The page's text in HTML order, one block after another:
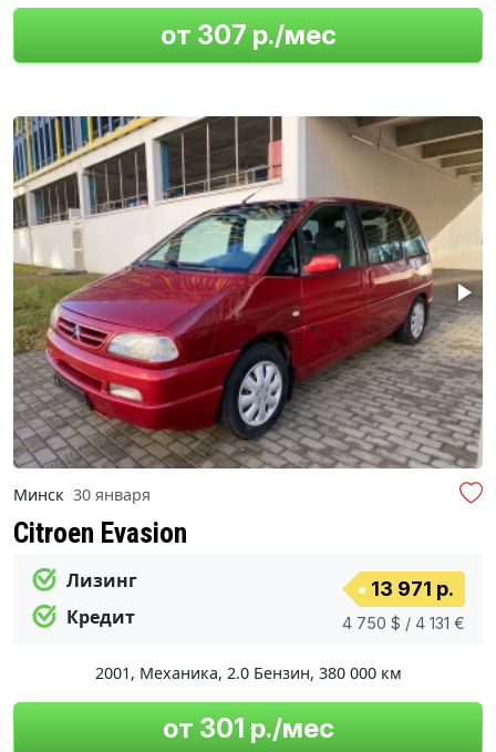
от 307 р./мес
Минск 30 января
Citroen Evasion
Лизинг
Кредит
13 971 р.
4 750 $ / 4 131 €
2001, Механика, 2.0 Бензин, 380 000 км
от 301 р./мес